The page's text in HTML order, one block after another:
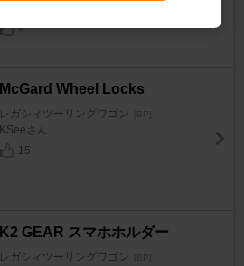
9
McGard Wheel Locks
レガシィツーリングワゴン [BP]
KSeeさん
15
K2 GEAR スマホホルダー
レガシィツーリングワゴン [BP]